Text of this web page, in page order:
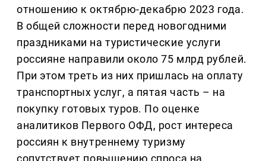
отношению к октябрю-декабрю 2023 года.
В общей сложности перед новогодними
праздниками на туристические услуги
россияне направили около 75 млрд рублей.
При этом треть из них пришлась на оплату
транспортных услуг, а пятая часть – на
покупку готовых туров. По оценке
аналитиков Первого ОФД, рост интереса
россиян к внутреннему туризму
сопутствует повышению спроса на